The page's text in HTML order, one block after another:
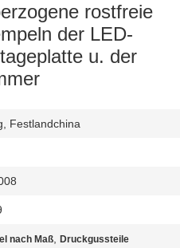
rostfreie
der LED-
u. der
Festlandchina
nach Maß,Druckgussteile